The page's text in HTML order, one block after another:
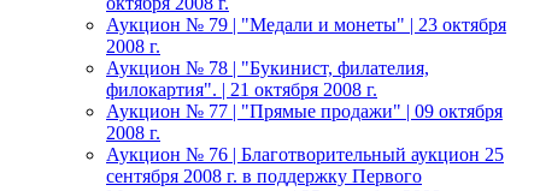
Аукцион № 79 | "Медали и монеты" | 23 октября
2008 г.
Аукцион № 78 | "Букинист, филателия,
филокартия". | 21 октября 2008 г.
Аукцион № 77 | "Прямые продажи" | 09 октября
2008 г.
Аукцион № 76 | Благотворительный аукцион 25
сентября 2008 г. в поддержку Первого